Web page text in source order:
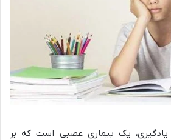
یادگیری، یک بیماری عصبی است که بر